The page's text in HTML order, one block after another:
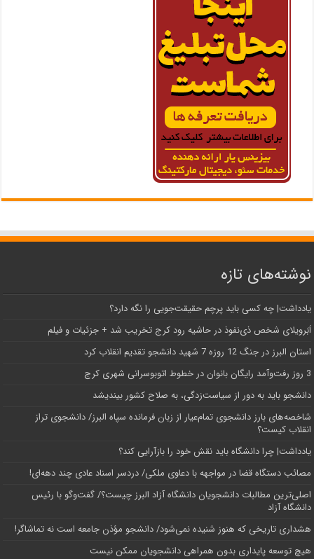
نوشته‌های تازه
یادداشت| ‌چه کسی باید پرچم حقیقت‌جویی را نگه دارد؟
اَبَر‌ویلای شخص ذی‌نفوذ در حاشیه‌ رود کرج تخریب شد + جزئیات و فیلم
استان البرز در جنگ 12 روزه 7 شهید دانشجو تقدیم انقلاب کرد
3 روز رفت‌وآمد رایگان بانوان در خطوط اتوبوسرانی شهری کرج
دانشجو باید به دور از سیاست‌زدگی، به صلاح کشور بیندیشد
شاخصه‌های بارز دانشجوی تمام‌عیار از زبان فرمانده سپاه البرز/ دانشجوی تراز
انقلاب کیست؟
یادداشت| چرا دانشگاه باید نقش خود را بازآرایی کند؟
مصائب دستگاه قضا در مواجهه با دعاوی ملکی/ دردسر اسناد عادی چند‌ دهه‌ای!
اصلی‌ترین مطالبات دانشجویان دانشگاه آزاد البرز چیست؟/ گفت‌وگو با رئیس
دانشگاه آز‌اد
هشداری تاریخی که هنوز شنیده نمی‌شود/ دانشجو مؤذن جامعه است نه تماشاگر!
هیچ توسعه پایداری بدون همراهی دانشجویان ممکن نیست